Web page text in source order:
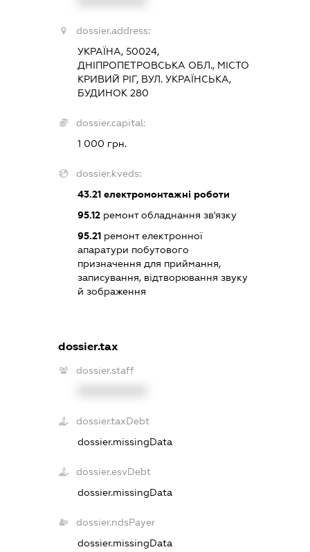
dossier.address:
УКРАЇНА, 50024,
ДНІПРОПЕТРОВСЬКА ОБЛ., МІСТО
КРИВИЙ РІГ, ВУЛ. УКРАЇНСЬКА,
БУДИНОК 280
dossier.capital:
1 000 грн.
dossier.kveds:
43.21електромонтажні роботи
95.12ремонт обладнання зв'язку
95.21ремонт електронної
апаратури побутового
призначення для приймання,
записування, відтворювання звуку
й зображення
dossier.tax
dossier.staff
dossier.taxDebt
dossier.missingData
dossier.esvDebt
dossier.missingData
dossier.ndsPayer
dossier.missingData